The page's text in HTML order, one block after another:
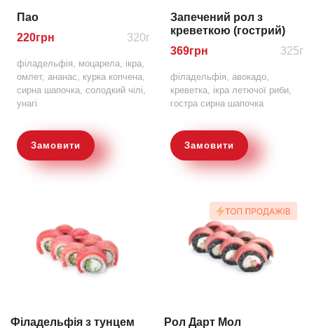
Пао
220грн 320г
філадельфія, моцарела, ікра,
омлет, ананас, курка копчена,
сирна шапочка, солодкий чілі,
унагі
Замовити
Запечений рол з
креветкою (гострий)
369грн 325г
філадельфія, авокадо,
креветка, ікра летючої риби,
гостра сирна шапочка
Замовити
Філадельфія з тунцем
Рол Дарт Мол